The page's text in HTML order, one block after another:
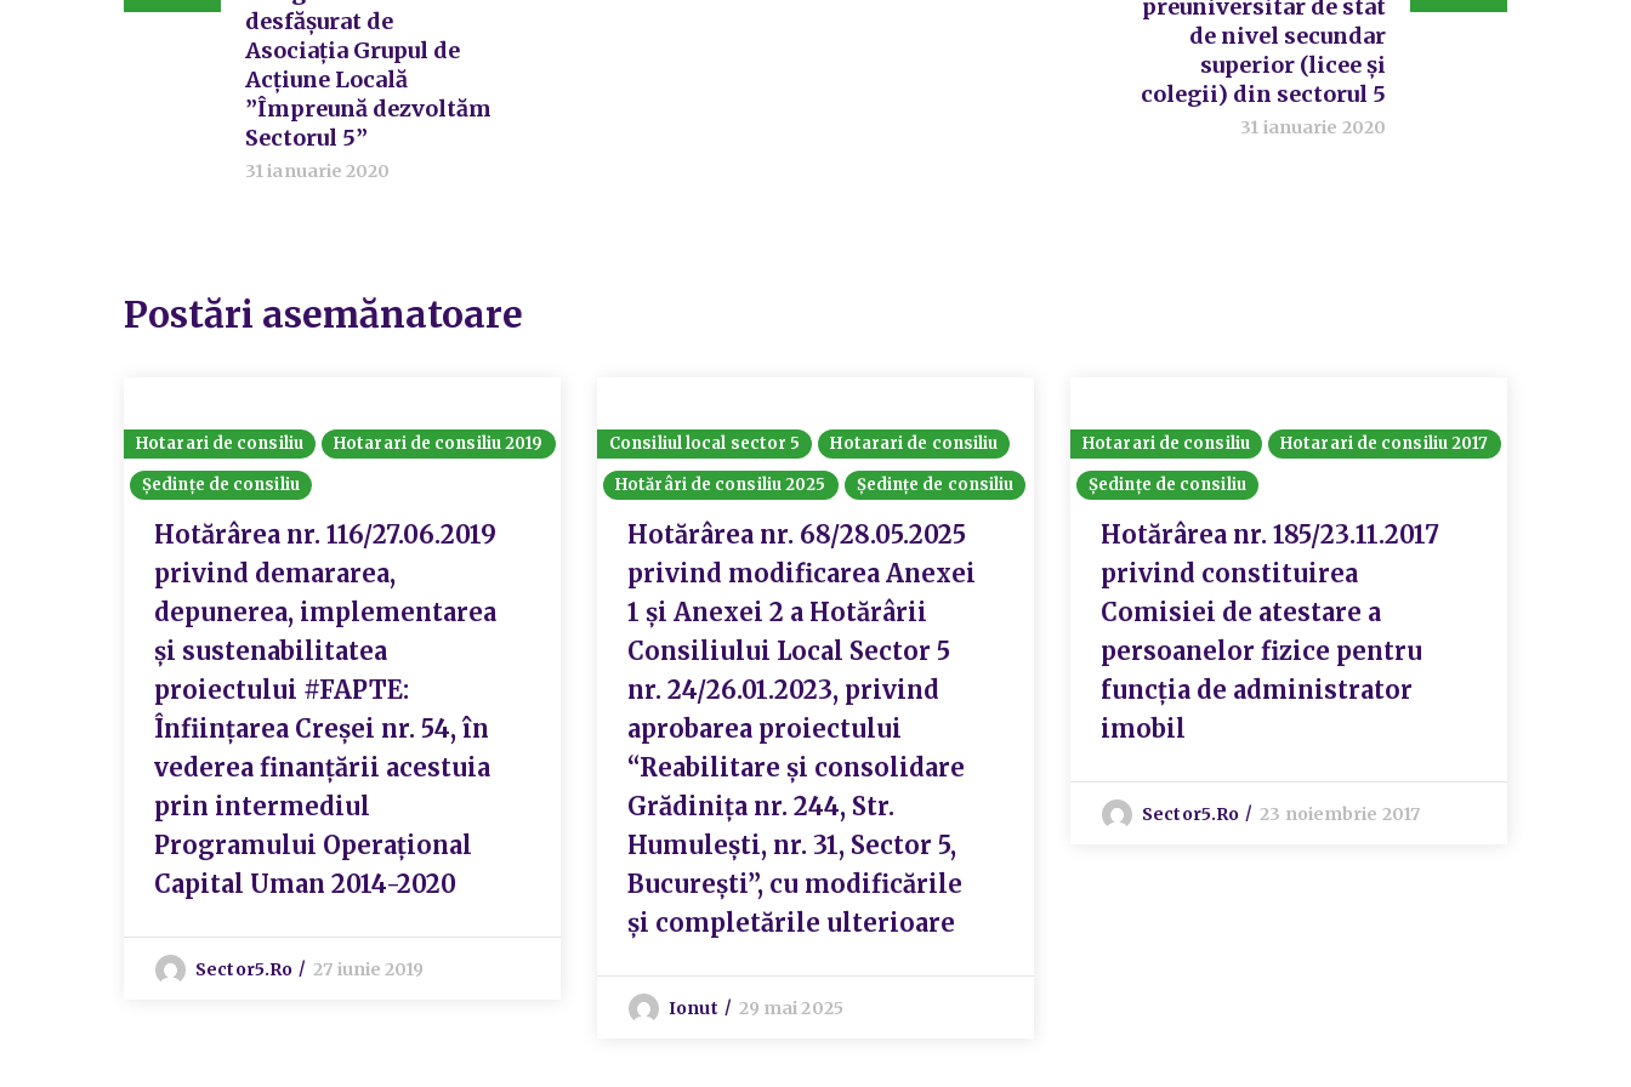
desfășurat de
Asociația Grupul de
Acțiune Locală
”Împreună dezvoltăm
Sectorul 5”
31 ianuarie 2020
preuniversitar de stat
de nivel secundar
superior (licee și
colegii) din sectorul 5
31 ianuarie 2020
Postări asemănatoare
Hotarari de consiliu
Hotarari de consiliu 2019
Ședințe de consiliu
Hotărârea nr. 116/27.06.2019
privind demararea,
depunerea, implementarea
și sustenabilitatea
proiectului #FAPTE:
Înființarea Creșei nr. 54, în
vederea finanțării acestuia
prin intermediul
Programului Operațional
Capital Uman 2014-2020
Sector5.ro 27 iunie 2019
Consiliul local sector 5
Hotarari de consiliu
Hotărâri de consiliu 2025
Ședințe de consiliu
Hotărârea nr. 68/28.05.2025
privind modificarea Anexei
1 și Anexei 2 a Hotărârii
Consiliului Local Sector 5
nr. 24/26.01.2023, privind
aprobarea proiectului
“Reabilitare și consolidare
Grădinița nr. 244, Str.
Humulești, nr. 31, Sector 5,
București”, cu modificările
și completările ulterioare
Ionut 29 mai 2025
Hotarari de consiliu
Hotarari de consiliu 2017
Ședințe de consiliu
Hotărârea nr. 185/23.11.2017
privind constituirea
Comisiei de atestare a
persoanelor fizice pentru
funcția de administrator
imobil
Sector5.ro 23 noiembrie 2017